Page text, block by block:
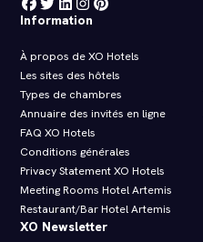
Information
À propos de XO Hotels
Les sites des hôtels
Types de chambres
Annuaire des invités en ligne
FAQ XO Hotels
Conditions générales
Privacy Statement XO Hotels
Meeting Rooms Hotel Artemis
Restaurant/Bar Hotel Artemis
XO Newsletter